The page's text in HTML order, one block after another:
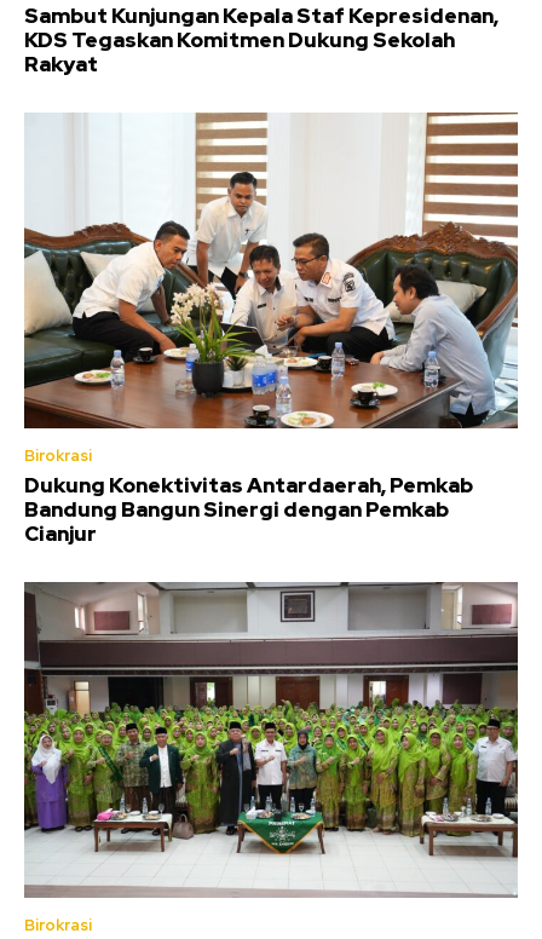
Sambut Kunjungan Kepala Staf Kepresidenan,
KDS Tegaskan Komitmen Dukung Sekolah
Rakyat
Birokrasi
Dukung Konektivitas Antardaerah, Pemkab
Bandung Bangun Sinergi dengan Pemkab
Cianjur
Birokrasi